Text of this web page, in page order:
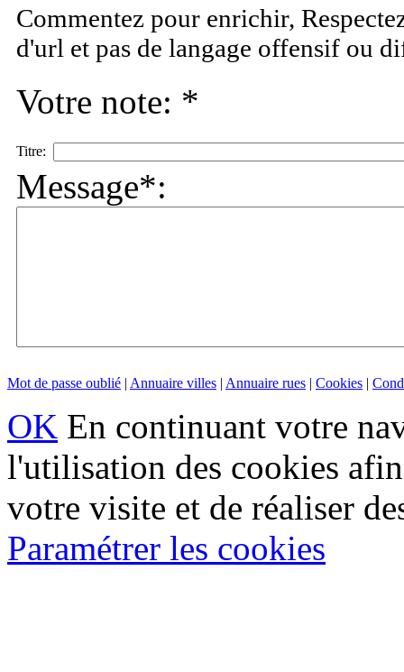
Commentez pour enrichir,
d'url et pas de langage offensif ou
Votre note: *
Titre:
Message*:
Mot de passe oublié | Annuaire villes | Annuaire rues | Cookies |
OK En continuant votre
l'utilisation des cookies
votre visite et de réaliser
Paramétrer les cookies